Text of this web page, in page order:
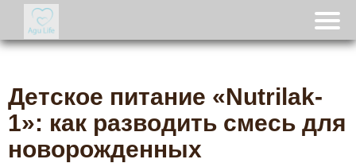
Детское питание «Nutrilak-
1»: как разводить смесь для
новорожденных